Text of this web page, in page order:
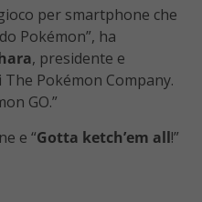
per smartphone che
Pokémon”, ha
, presidente e
Pokémon Company.
GO.”
e “Gotta ketch’em all!”